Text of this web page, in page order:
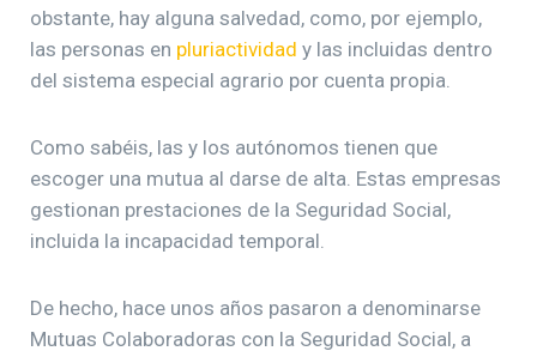
obstante, hay alguna salvedad, como, por ejemplo,
las personas en pluriactividad y las incluidas dentro
del sistema especial agrario por cuenta propia.
Como sabéis, las y los autónomos tienen que
escoger una mutua al darse de alta. Estas empresas
gestionan prestaciones de la Seguridad Social,
incluida la incapacidad temporal.
De hecho, hace unos años pasaron a denominarse
Mutuas Colaboradoras con la Seguridad Social, a